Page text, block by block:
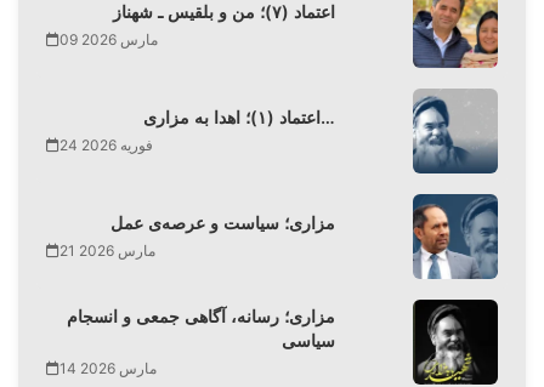
اعتماد (۷)؛ من و بلقیس ـ شهناز
09 مارس 2026
اعتماد (۱)؛ اهدا به مزاری…
24 فوریه 2026
مزاری؛ سیاست و عرصه‌ی عمل
21 مارس 2026
مزاری؛ رسانه، آگاهی جمعی و انسجام
سیاسی
14 مارس 2026